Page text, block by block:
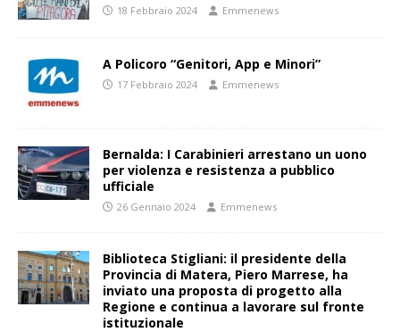
18 Febbraio 2024 Emmenews
A Policoro “Genitori, App e Minori”
17 Febbraio 2024 Emmenews
Bernalda: I Carabinieri arrestano un uono
per violenza e resistenza a pubblico
ufficiale
26 Gennaio 2024 Emmenews
Biblioteca Stigliani: il presidente della
Provincia di Matera, Piero Marrese, ha
inviato una proposta di progetto alla
Regione e continua a lavorare sul fronte
istituzionale